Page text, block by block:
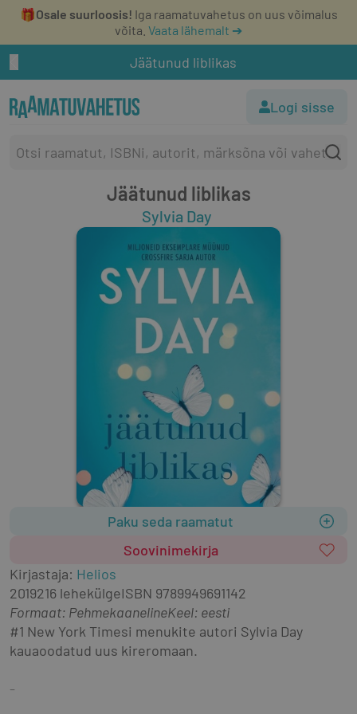
🎁Osale suurloosis! Iga raamatuvahetus on uus võimalus
võita. Vaata lähemalt ➔
Jäätunud liblikas
Logi sisse
Jäätunud liblikas
Sylvia Day
Paku seda raamatut
Soovinimekirja
Kirjastaja: Helios
2019216 lehekülgeISBN 9789949691142
Formaat: PehmekaanelineKeel: eesti
#1 New York Timesi menukite autori Sylvia Day
kauaoodatud uus kireromaan.
-